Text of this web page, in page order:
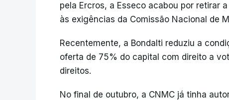
pela Ercros, a Esseco acabou por retirar
às exigências da Comissão Nacional de
Recentemente, a Bondalti reduziu a
oferta de 75% do capital com direito a
direitos.
No final de outubro, a CNMC já tinha